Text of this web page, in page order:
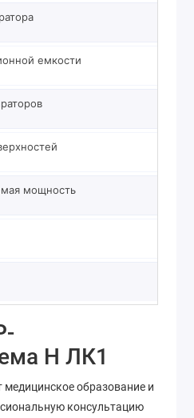
емкости
мощность
Н ЛК1
образование и
консультацию